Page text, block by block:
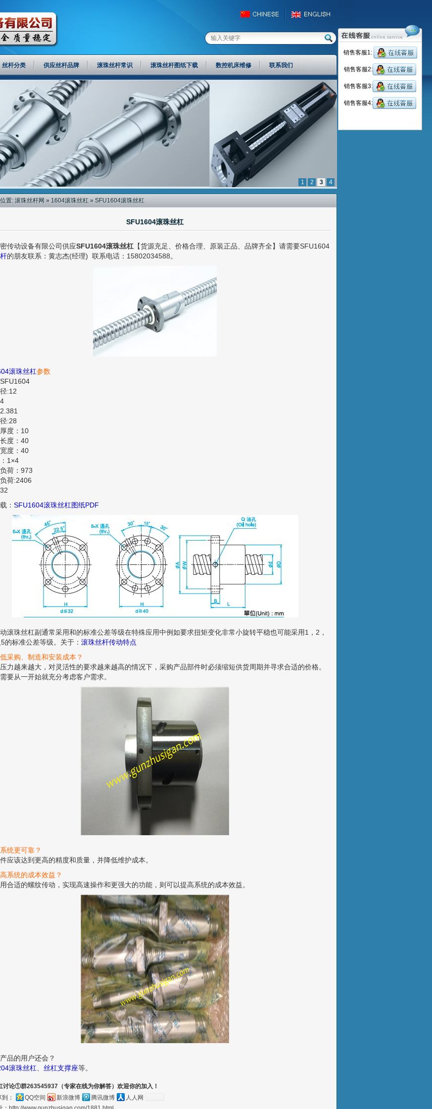
丝杆分类 供应丝杆品牌 滚珠丝杆常识 滚珠丝杆图纸下载 数控机床维修 联系我们
1 2 3 4
置: 滚珠丝杆网 » 1604滚珠丝杠 » SFU1604滚珠丝杠
SFU1604滚珠丝杠
传动设备有限公司供应SFU1604滚珠丝杠 【货源充足、价格合理、原装正品、品牌齐全】请需要SFU1604
的朋友联系：黄志杰(经理) 联系电话：15802034588。
滚珠丝杠参数
:12
:28
度：10
度：40
度：40
1×4
荷：973
荷:2406
： SFU1604滚珠丝杠图纸PDF
滚珠丝杠副通常采用和的标准公差等级在特殊应用中例如要求扭矩变化非常小旋转平稳也可能采用1，2，
的标准公差等级。关于： 滚珠丝杆传动特点
采购、制造和安装成本？
力越来越大，对灵活性的要求越来越高的情况下，采购产品部件时必须缩短供货周期并寻求合适的价格。
要从一开始就充分考虑客户需求。
统更可靠？
应该达到更高的精度和质量，并降低维护成本。
系统的成本效益？
合适的螺纹传动，实现高速操作和更强大的功能，则可以提高系统的成本效益。
品的用户还会？
滚珠丝杠
丝杠支撑座等。
讨论①群263545937（专家在线为你解答）欢迎你的加入！
：
QQ空间 新浪微博 腾讯微博
人人网
销售客服1:
销售客服2:
销售客服3:
销售客服4: